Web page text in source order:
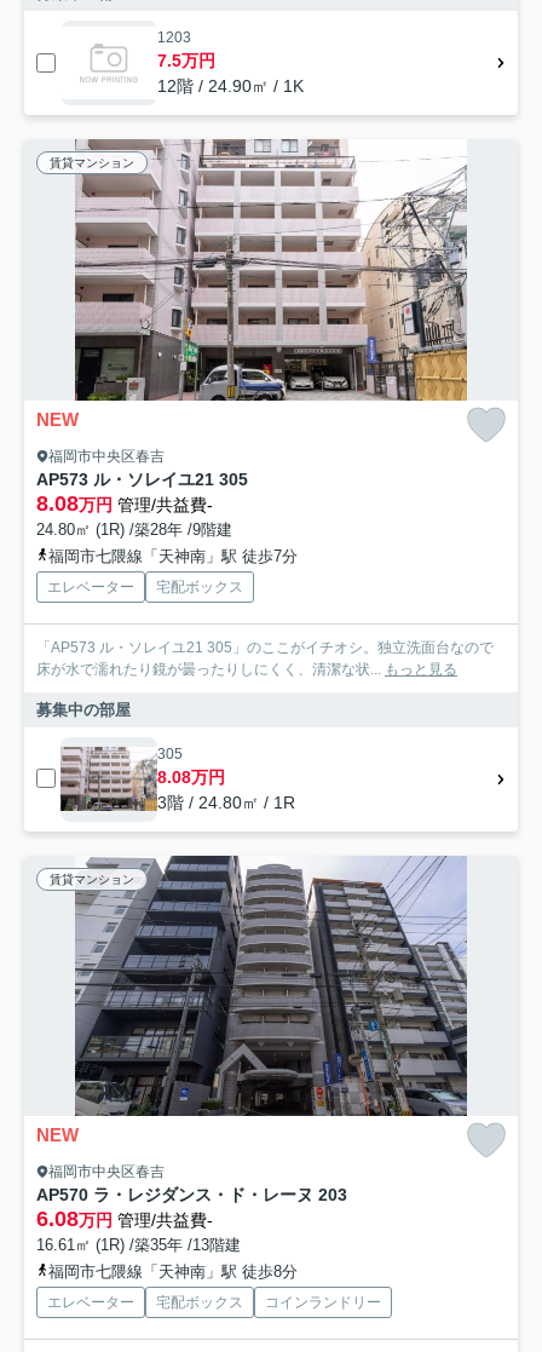
1203
7.5万円
12階 / 24.90㎡ / 1K
賃貸マンション
NEW
福岡市中央区春吉
AP573 ル・ソレイユ21 305
8.08万円 管理/共益費-
24.80㎡ (1R) /築28年 /9階建
福岡市七隈線「天神南」駅 徒歩7分
エレベーター 宅配ボックス
「AP573 ル・ソレイユ21 305」のここがイチオシ。独立洗面台なので
床が水で濡れたり鏡が曇ったりしにくく、清潔な状...
もっと見る
募集中の部屋
305
8.08万円
3階 / 24.80㎡ / 1R
賃貸マンション
NEW
福岡市中央区春吉
AP570 ラ・レジダンス・ド・レーヌ 203
6.08万円 管理/共益費-
16.61㎡ (1R) /築35年 /13階建
福岡市七隈線「天神南」駅 徒歩8分
エレベーター 宅配ボックス コインランドリー